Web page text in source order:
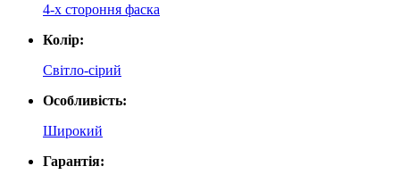
4-х стороння фаска
Колір:
Світло-сірий
Особливість:
Широкий
Гарантія: